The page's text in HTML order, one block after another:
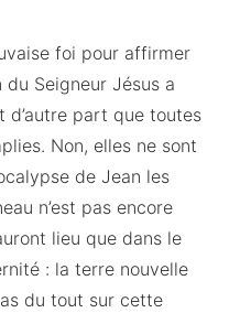
foi pour affirmer
du Seigneur Jésus a
part que toutes
Non, elles ne sont
de Jean les
n’est pas encore
lieu que dans le
: la terre nouvelle
du tout sur cette